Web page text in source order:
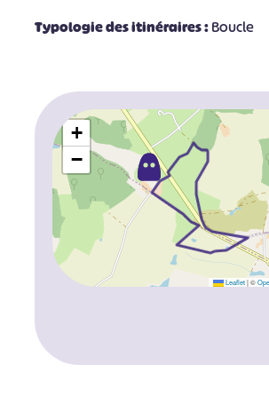
Typologie des itinéraires :Boucle
+
−
Leaflet |©